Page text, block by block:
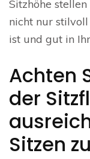
Sitzhöhe
nicht nur
ist und gut in
Achten
der
Sitzen